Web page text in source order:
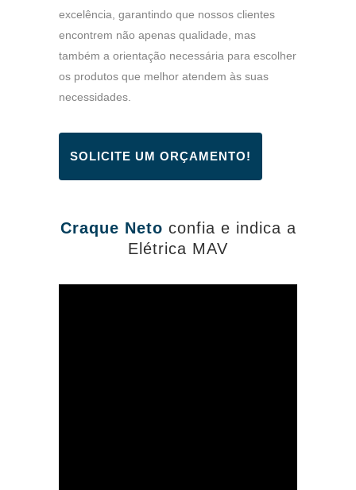
excelência, garantindo que nossos clientes
encontrem não apenas qualidade, mas
também a orientação necessária para escolher
os produtos que melhor atendem às suas
necessidades.
SOLICITE UM ORÇAMENTO!
Craque Neto confia e indica a
Elétrica MAV